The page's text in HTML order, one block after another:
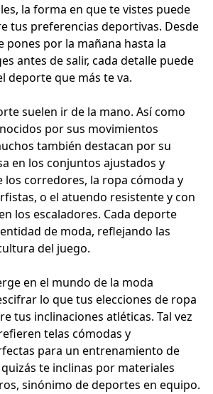
la forma en que te vistes puede
tus preferencias deportivas. Desde
pones por la mañana hasta la
antes de salir, cada detalle puede
deporte que más te va.
suelen ir de la mano. Así como
por sus movimientos
también destacan por su
en los conjuntos ajustados y
los corredores, la ropa cómoda y
o el atuendo resistente y con
los escaladores. Cada deporte
de moda, reflejando las
del juego.
en el mundo de la moda
lo que tus elecciones de ropa
tus inclinaciones atléticas. Tal vez
telas cómodas y
para un entrenamiento de
te inclinas por materiales
sinónimo de deportes en equipo.